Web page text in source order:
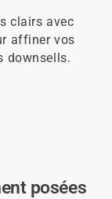
clairs avec
affiner vos
downsells.
posées